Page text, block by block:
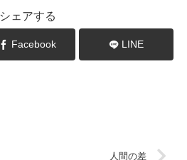
シェアする
Facebook LINE
人間の差